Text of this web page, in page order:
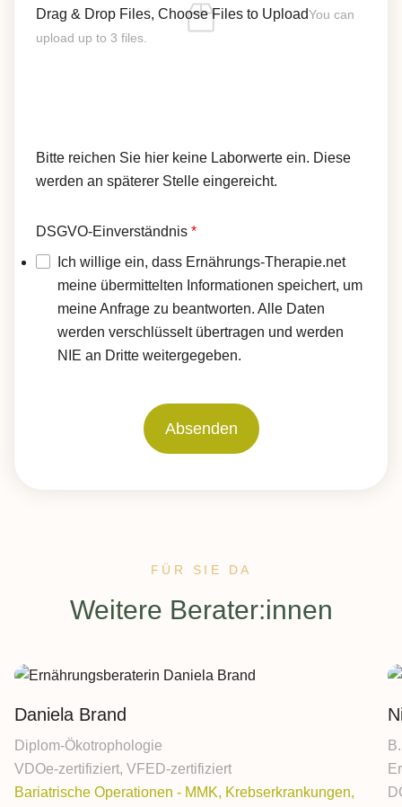
Drag & Drop Files, Choose Files to UploadYou can
upload up to 3 files.
Bitte reichen Sie hier keine Laborwerte ein. Diese
werden an späterer Stelle eingereicht.
DSGVO-Einverständnis *
Ich willige ein, dass Ernährungs-Therapie.net
meine übermittelten Informationen speichert, um
meine Anfrage zu beantworten. Alle Daten
werden verschlüsselt übertragen und werden
NIE an Dritte weitergegeben.
Absenden
FÜR SIE DA
:
Weitere Berater:innen
Daniela Brand
Diplom-Ökotrophologie
VDOe-zertifiziert, VFED-zertifiziert
Bariatrische Operationen - MMK, Krebserkrankungen,